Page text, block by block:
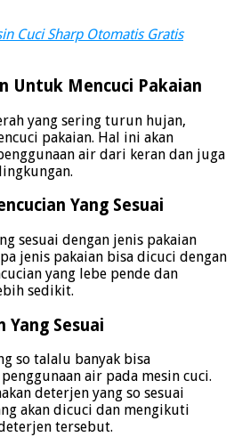
Cuci Sharp Otomatis Gratis
Untuk Mencuci Pakaian
yang sering turun hujan,
pakaian. Hal ini akan
air dari keran dan juga
Yang Sesuai
sesuai dengan jenis pakaian
jenis pakaian bisa dicuci dengan
yang lebe pende dan
sedikit.
Yang Sesuai
so talalu banyak bisa
air pada mesin cuci.
deterjen yang so sesuai
akan dicuci dan mengikuti
tersebut.